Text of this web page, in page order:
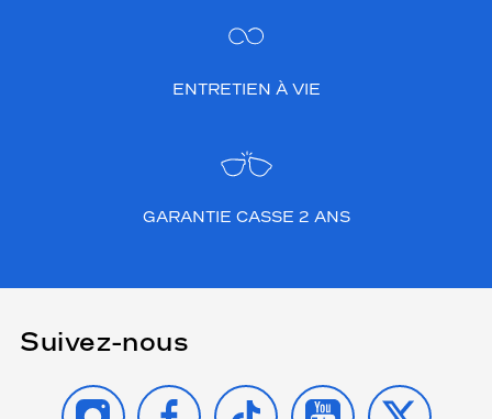
ENTRETIEN À VIE
GARANTIE CASSE 2 ANS
Suivez-nous
INSTAGRAMFACEBOOK
TIKTOK YOUTUBE
X